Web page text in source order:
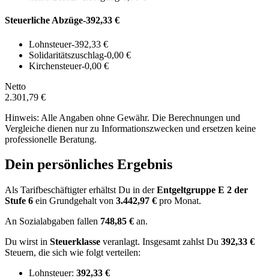
Steuerliche Abzüge-392,33 €
Lohnsteuer-392,33 €
Solidaritätszuschlag-0,00 €
Kirchensteuer-0,00 €
Netto
2.301,79 €
Hinweis: Alle Angaben ohne Gewähr. Die Berechnungen und
Vergleiche dienen nur zu Informationszwecken und ersetzen keine
professionelle Beratung.
Dein persönliches Ergebnis
Als Tarifbeschäftigter erhältst Du in derEntgeltgruppe E 2 der
Stufe 6 ein Grundgehalt von 3.442,97 € pro Monat.
An Sozialabgaben fallen 748,85 € an.
Du wirst in Steuerklasse veranlagt. Insgesamt zahlst Du 392,33 €
Steuern, die sich wie folgt verteilen:
Lohnsteuer: 392,33 €